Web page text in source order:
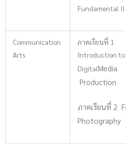
Fundamental II
Communication
Arts
ภาคเรียนที่ 1
Introduction to
DigitalMedia
Production
ภาคเรียนที่ 2
Photography